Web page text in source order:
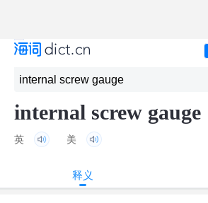
internal screw gauge
英 美
释义